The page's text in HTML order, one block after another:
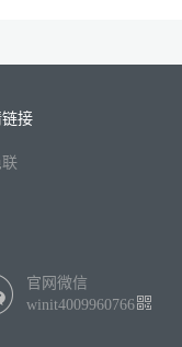
接
联
官网微信
winit4009960766